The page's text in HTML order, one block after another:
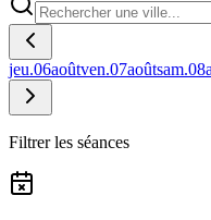
jeu.06aoûtven.07aoûtsam.08
Filtrer les séances